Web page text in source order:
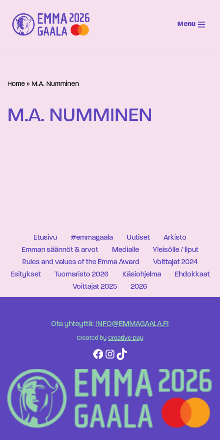
Siirry
suoraan
Menu
Home » M.A. Numminen
M.A. NUMMINEN
Etusivu #emmagaala Uutiset
Arkisto
Emman säännöt & arvot
Medialle
Yleisölle / liput
Rules and values of the Emma Award
Voittajat 2024
Esitykset
Tuomaristo 2026 Käsiohjelma
Ehdokkaat
Voittajat 2025
2026
Ota yhteyttä: INFO@EMMAGAALA.FI
Created by Creative Day